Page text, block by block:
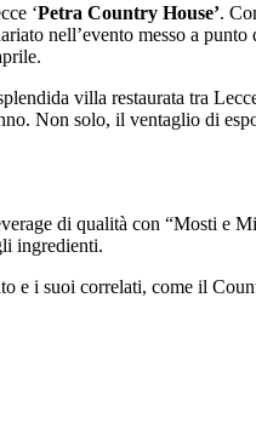
‘Petra Country House’.
nell’evento messo a
villa restaurata tra
Non solo, il ventaglio di
di qualità con “Mosti e
ingredienti.
e i suoi correlati, come il